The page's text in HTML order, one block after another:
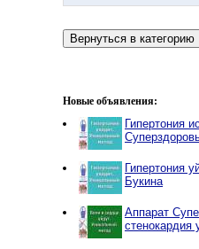
Новые объявления:
Гипертония
Гипертония
Букина
Аппарат
стенокардия